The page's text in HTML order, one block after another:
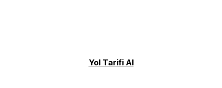
Yol Tarifi Al